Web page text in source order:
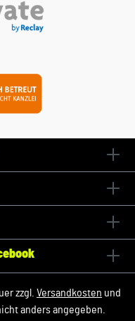
zzgl. Versandkosten und
anders angegeben.